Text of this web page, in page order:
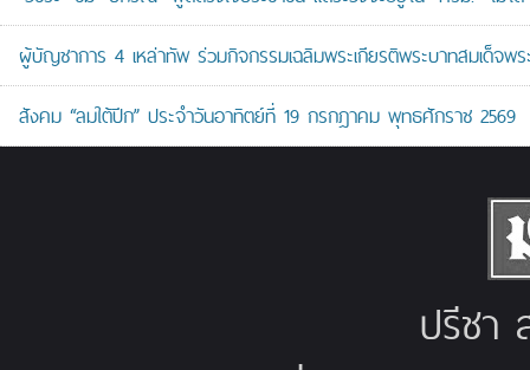
ผู้บัญชาการ 4 เหล่าทัพ ร่วมกิจกรรมเฉลิมพระเกียรติพระบาทสมเด็จพร
สังคม “ลมใต้ปีก” ประจำวันอาทิตย์ที่ 19 กรกฎาคม พุทธศักราช 2569
ปรีชา